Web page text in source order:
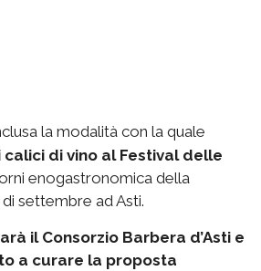
la modalità con la quale
calici di vino al Festival delle
enogastronomica della
settembre ad Asti.
il Consorzio Barbera d’Asti e
a curare la proposta